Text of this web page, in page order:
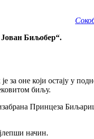
Биљобер“.
за оне који остају у
биљу.
Принцеза
начин.